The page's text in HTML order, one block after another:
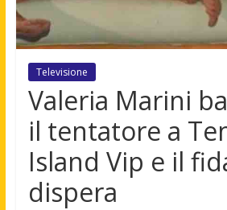
Televisione
Valeria Marini
il tentatore a
Island Vip e il
dispera